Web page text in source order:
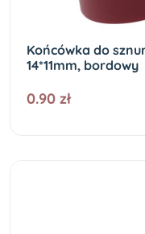
Końcówka do
14*11mm, bordowy
0.90 zł